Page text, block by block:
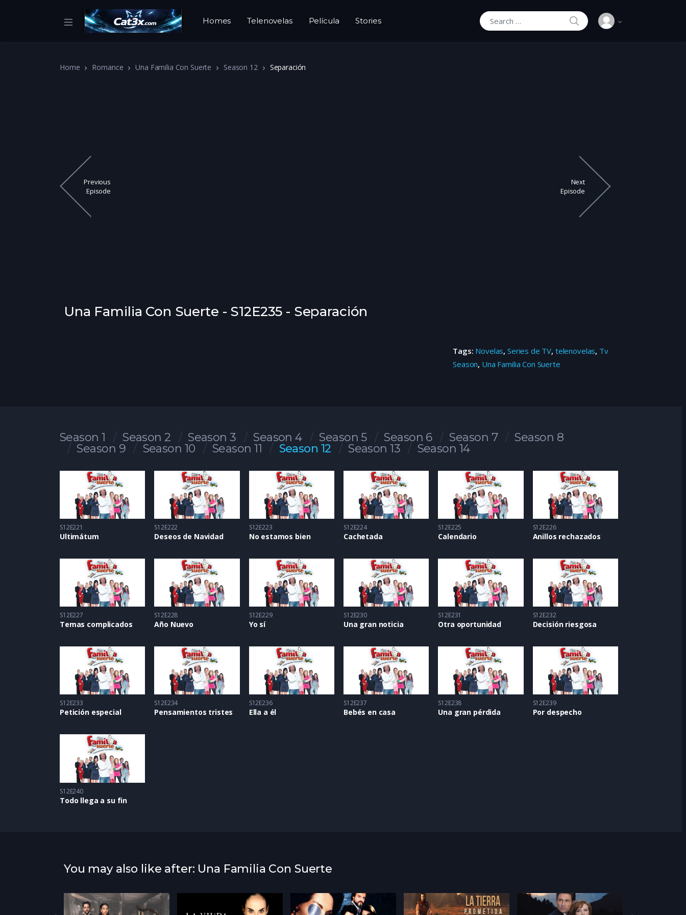
Homes Telenovelas Película Stories
Search for:
SEARCH
Home Romance Una Familia Con Suerte Season 12 Separación
Previous
Episode
Next
Episode
Una Familia Con Suerte - S12E235 - Separación
Tags: Novelas, Series de TV, telenovelas, Tv
Season, Una Familia Con Suerte
Season 1 Season 2 Season 3 Season 4 Season 5 Season 6 Season 7
Season 8
Season 9
Season 10 Season 11 Season 12 Season 13 Season 14
S12E221
Ultimátum
S12E222
Deseos de Navidad
S12E223
No estamos bien
S12E224
Cachetada
S12E225
Calendario
S12E226
Anillos rechazados
S12E227
Temas complicados
S12E228
Año Nuevo
S12E229
Yo sí
S12E230
Una gran noticia
S12E231
Otra oportunidad
S12E232
Decisión riesgosa
S12E233
Petición especial
S12E234
Pensamientos tristes
S12E236
Ella a él
S12E237
Bebés en casa
S12E238
Una gran pérdida
S12E239
Por despecho
S12E240
Todo llega a su fin
You may also like after: Una Familia Con Suerte